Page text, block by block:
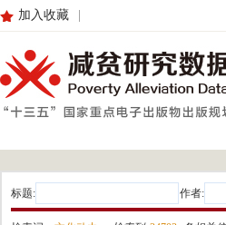
加入收藏
标题: 作者: